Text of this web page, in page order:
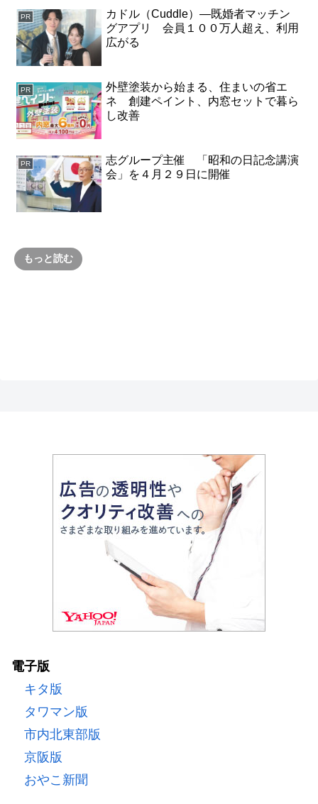
PR
カドル（Cuddle）―既婚者マッチン
グアプリ 会員１００万人超え、利用
広がる
PR
外壁塗装から始まる、住まいの省エ
ネ 創建ペイント、内窓セットで暮ら
し改善
PR
志グループ主催 「昭和の日記念講演
会」を４月２９日に開催
もっと読む
電子版
キタ版
タワマン版
市内北東部版
京阪版
おやこ新聞